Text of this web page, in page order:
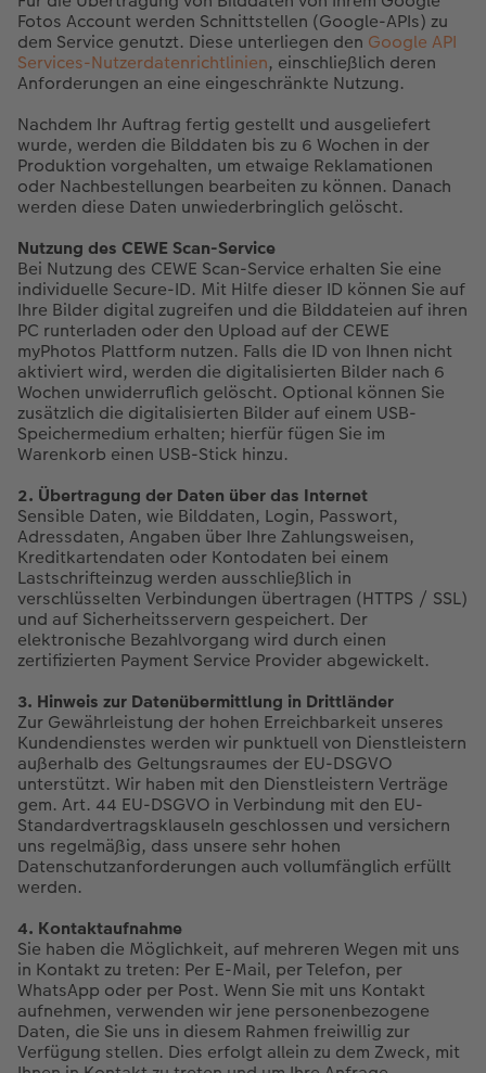
Fotos Account werden Schnittstellen (Google-APIs) zu
dem Service genutzt. Diese unterliegen den Google API
Services-Nutzerdatenrichtlinien, einschließlich deren
Anforderungen an eine eingeschränkte Nutzung.
Nachdem Ihr Auftrag fertig gestellt und ausgeliefert
wurde, werden die Bilddaten bis zu 6 Wochen in der
Produktion vorgehalten, um etwaige Reklamationen
oder Nachbestellungen bearbeiten zu können. Danach
werden diese Daten unwiederbringlich gelöscht.
Nutzung des CEWE Scan-Service
Bei Nutzung des CEWE Scan-Service erhalten Sie eine
individuelle Secure-ID. Mit Hilfe dieser ID können Sie auf
Ihre Bilder digital zugreifen und die Bilddateien auf ihren
PC runterladen oder den Upload auf der CEWE
myPhotos Plattform nutzen. Falls die ID von Ihnen nicht
aktiviert wird, werden die digitalisierten Bilder nach 6
Wochen unwiderruflich gelöscht. Optional können Sie
zusätzlich die digitalisierten Bilder auf einem USB-
Speichermedium erhalten; hierfür fügen Sie im
Warenkorb einen USB-Stick hinzu.
2. Übertragung der Daten über das Internet
Sensible Daten, wie Bilddaten, Login, Passwort,
Adressdaten, Angaben über Ihre Zahlungsweisen,
Kreditkartendaten oder Kontodaten bei einem
Lastschrifteinzug werden ausschließlich in
verschlüsselten Verbindungen übertragen (HTTPS / SSL)
und auf Sicherheitsservern gespeichert. Der
elektronische Bezahlvorgang wird durch einen
zertifizierten Payment Service Provider abgewickelt.
3. Hinweis zur Datenübermittlung in Drittländer
Zur Gewährleistung der hohen Erreichbarkeit unseres
Kundendienstes werden wir punktuell von Dienstleistern
außerhalb des Geltungsraumes der EU-DSGVO
unterstützt. Wir haben mit den Dienstleistern Verträge
gem. Art. 44 EU-DSGVO in Verbindung mit den EU-
Standardvertragsklauseln geschlossen und versichern
uns regelmäßig, dass unsere sehr hohen
Datenschutzanforderungen auch vollumfänglich erfüllt
werden.
4. Kontaktaufnahme
Sie haben die Möglichkeit, auf mehreren Wegen mit uns
in Kontakt zu treten: Per E-Mail, per Telefon, per
WhatsApp oder per Post. Wenn Sie mit uns Kontakt
aufnehmen, verwenden wir jene personenbezogene
Daten, die Sie uns in diesem Rahmen freiwillig zur
Verfügung stellen. Dies erfolgt allein zu dem Zweck, mit